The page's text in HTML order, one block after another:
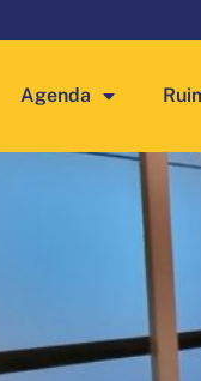
Agenda